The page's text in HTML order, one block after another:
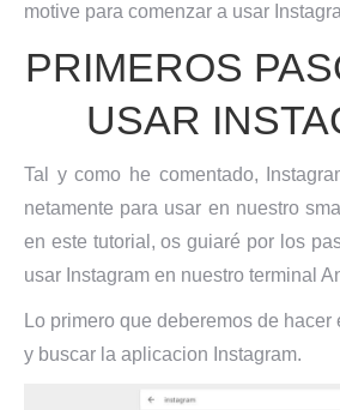
motive para comenzar a usar
PRIMEROS
USAR
Tal y como he comentado,
netamente para usar en nuestro
en este tutorial, os guiaré por los
usar Instagram en nuestro terminal
Lo primero que deberemos de hacer
y buscar la aplicacion Instagram.